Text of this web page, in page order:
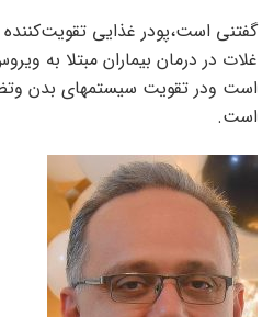
گفتنی است،پودر غذایی
غلات در درمان بیماران مبتلا به
است ودر تقویت سیستمهای بدن
است.